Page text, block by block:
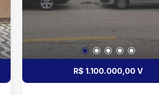
R$ 1.100.000,00 V